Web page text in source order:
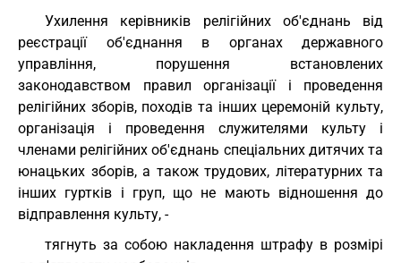
Ухилення керівників релігійних об'єднань від
реєстрації об'єднання в органах державного
управління, порушення встановлених
законодавством правил організації і проведення
релігійних зборів, походів та інших церемоній культу,
організація і проведення служителями культу і
членами релігійних об'єднань спеціальних дитячих та
юнацьких зборів, а також трудових, літературних та
інших гуртків і груп, що не мають відношення до
відправлення культу, -
тягнуть за собою накладення штрафу в розмірі